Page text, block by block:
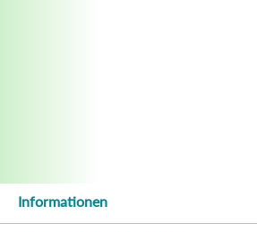
Informationen